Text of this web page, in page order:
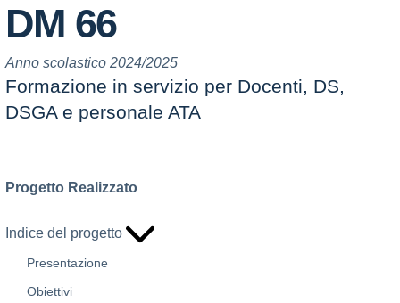
DM 66
Anno scolastico 2024/2025
Formazione in servizio per Docenti, DS,
DSGA e personale ATA
Progetto Realizzato
Indice del progetto
Presentazione
Obiettivi